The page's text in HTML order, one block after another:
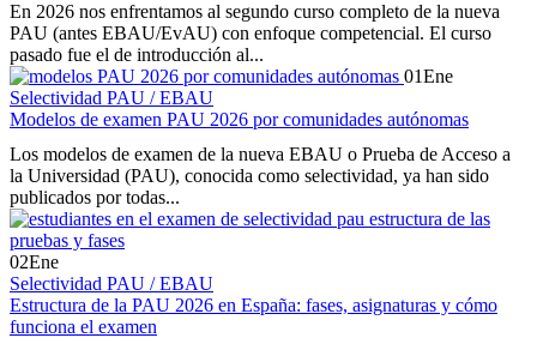
En 2026 nos enfrentamos al segundo curso completo de la nueva
PAU (antes EBAU/EvAU) con enfoque competencial. El curso
pasado fue el de introducción al...
01Ene
Selectividad PAU / EBAU
Modelos de examen PAU 2026 por comunidades autónomas
Los modelos de examen de la nueva EBAU o Prueba de Acceso a
la Universidad (PAU), conocida como selectividad, ya han sido
publicados por todas...
02Ene
Selectividad PAU / EBAU
Estructura de la PAU 2026 en España: fases, asignaturas y cómo
funciona el examen